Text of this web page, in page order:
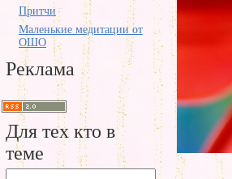
Притчи
Маленькие медитации от
ОШО
Реклама
Для тех кто в
теме